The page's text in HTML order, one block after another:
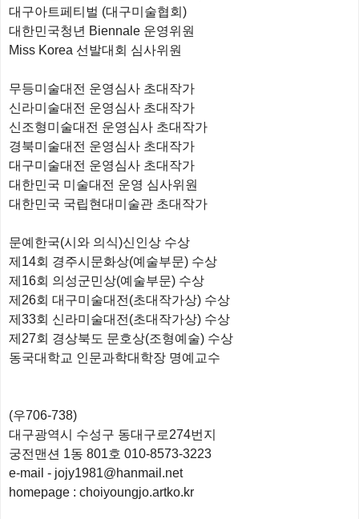
대구아트페티벌 (대구미술협회)
대한민국청년 Biennale 운영위원
Miss Korea 선발대회 심사위원
무등미술대전 운영심사 초대작가
신라미술대전 운영심사 초대작가
신조형미술대전 운영심사 초대작가
경북미술대전 운영심사 초대작가
대구미술대전 운영심사 초대작가
대한민국 미술대전 운영 심사위원
대한민국 국립현대미술관 초대작가
문예한국(시와 의식)신인상 수상
제14회 경주시문화상(예술부문) 수상
제16회 의성군민상(예술부문) 수상
제26회 대구미술대전(초대작가상) 수상
제33회 신라미술대전(초대작가상) 수상
제27회 경상북도 문호상(조형예술) 수상
동국대학교 인문과학대학장 명예교수
(우706-738)
대구광역시 수성구 동대구로274번지
궁전맨션 1동 801호 010-8573-3223
e-mail - jojy1981@hanmail.net
homepage : choiyoungjo.artko.kr